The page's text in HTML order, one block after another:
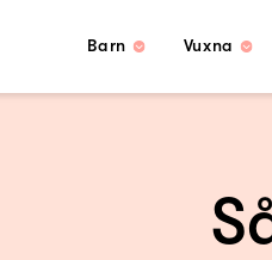
Barn Vuxna